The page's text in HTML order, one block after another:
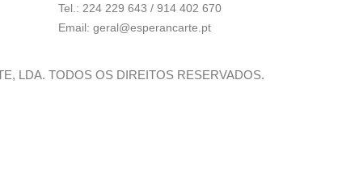
Tel.: 224 229 643 / 914 402 670
Email: geral@esperancarte.pt
LDA. TODOS OS DIREITOS RESERVADOS.